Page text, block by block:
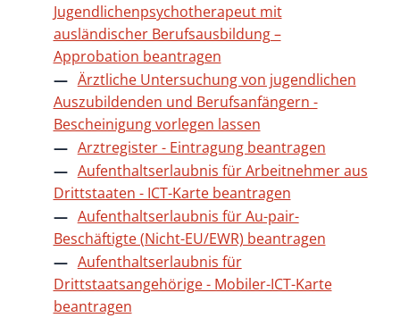
Jugendlichenpsychotherapeut mit
ausländischer Berufsausbildung –
Approbation beantragen
Ärztliche Untersuchung von jugendlichen
Auszubildenden und Berufsanfängern -
Bescheinigung vorlegen lassen
Arztregister - Eintragung beantragen
Aufenthaltserlaubnis für Arbeitnehmer aus
Drittstaaten - ICT-Karte beantragen
Aufenthaltserlaubnis für Au-pair-
Beschäftigte (Nicht-EU/EWR) beantragen
Aufenthaltserlaubnis für
Drittstaatsangehörige - Mobiler-ICT-Karte
beantragen